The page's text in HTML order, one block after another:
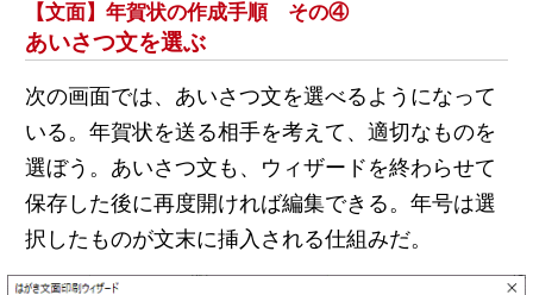
【文面】年賀状の作成手順 その④
あいさつ文を選ぶ
次の画面では、あいさつ文を選べるようになって
いる。年賀状を送る相手を考えて、適切なものを
選ぼう。あいさつ文も、ウィザードを終わらせて
保存した後に再度開ければ編集できる。年号は選
択したものが文末に挿入される仕組みだ。